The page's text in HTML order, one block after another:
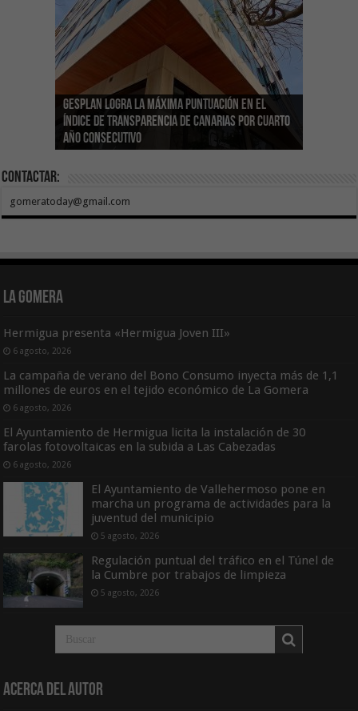
Gesplan logra la máxima puntuación en el
Índice de Transparencia de Canarias por cuarto
año consecutivo
El Gobierno canario concede ayudas del
POSEICAN-Pesca al sector por valor de 7,09 M€
tras aumentar las cuantías
Transición Ecológica coordina con Ashotel su
adhesión a la Red de Refugios Climáticos de
Canarias
Visocan incorpora 170 pisos a su parque de
vivienda protegida en régimen de alquiler
asequible de Tenerife
Sanidad refuerza la capacidad diagnóstica de
los centros de salud con el impulso de la
ecografía clínica
El Gobierno de Canarias convoca el Concurso de
Sal Marina Agrocanarias 2026
Contactar:
gomeratoday@gmail.com
La Gomera
Hermigua presenta «Hermigua Joven III»
6 agosto, 2026
La campaña de verano del Bono Consumo inyecta más de 1,1
millones de euros en el tejido económico de La Gomera
6 agosto, 2026
El Ayuntamiento de Hermigua licita la instalación de 30
farolas fotovoltaicas en la subida a Las Cabezadas
6 agosto, 2026
El Ayuntamiento de Vallehermoso pone en
marcha un programa de actividades para la
juventud del municipio
5 agosto, 2026
Regulación puntual del tráfico en el Túnel de
la Cumbre por trabajos de limpieza
5 agosto, 2026
Acerca del Autor